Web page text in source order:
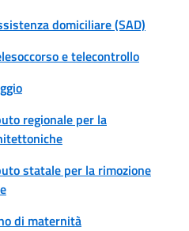
domiciliare (SAD)
e telecontrollo
regionale per la
statale per la rimozione
di maternità